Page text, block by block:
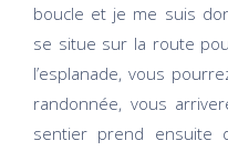
boucle et je me suis
se situe sur la route
l’esplanade, vous
randonnée, vous
sentier prend ensuite